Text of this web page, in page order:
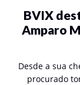
BVIX
Amparo
Desde a sua
procurado